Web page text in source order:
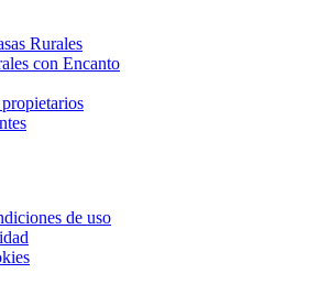
Rurales
con Encanto
de uso